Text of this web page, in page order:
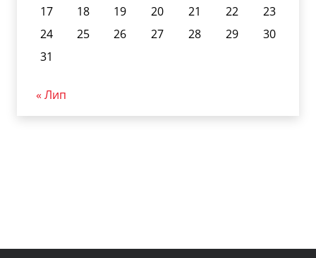
17
18 19 20 21 22
23
24
25 26 27 28 29
30
31
« Лип